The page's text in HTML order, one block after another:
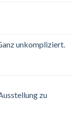
unkompliziert.
zu